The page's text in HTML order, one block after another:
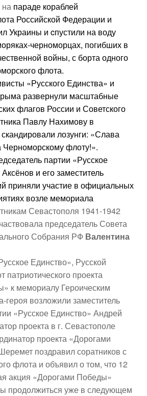
на параде кораблей
Российской Федерации и
Украины и cпустили на воду
черноморцах, погибших в
войны, с борта одного
флота.
«Русского Единства» и
развернули масштабные
флагов России и Советского
Павлу Нахимову в
лозунги: «Слава
флоту!».
партии «Русское
и его заместитель
приняли участие в официальных
возле мемориала
Севастополя 1941-1942
председатель Совета
Собрания РФ Валентина
Единство», Русской
проекта
к мемориалу Героическим
героя возложили заместитель
«Русское Единство»Андрей
проекта в г. Севастополе
проекта «Дорогами
поздравил соратников с
флота и объявил о том, что 12
акция «Дорогами Победы»
продолжиться уже в следующем